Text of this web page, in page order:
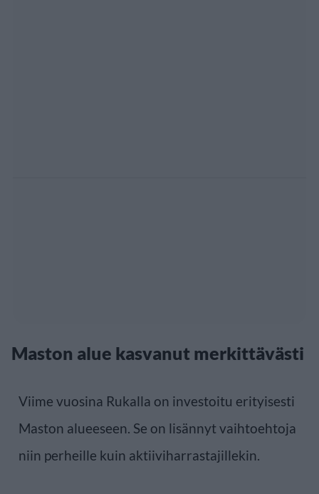
Maston alue kasvanut merkittävästi
Viime vuosina Rukalla on investoitu erityisesti
Maston alueeseen. Se on lisännyt vaihtoehtoja
niin perheille kuin aktiiviharrastajillekin.